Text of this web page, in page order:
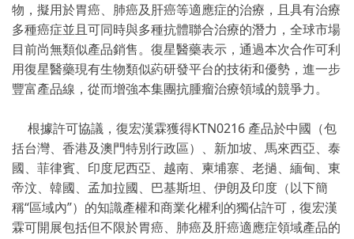
物，擬用於胃癌、肺癌及肝癌等適應症的治療，且具有治療
多種癌症並且可同時與多種抗體聯合治療的潛力，全球市場
目前尚無類似產品銷售。復星醫藥表示，通過本次合作可利
用復星醫藥現有生物類似葯研發平台的技術和優勢，進一步
豐富產品線，從而增強本集團抗腫瘤治療領域的競爭力。
根據許可協議，復宏漢霖獲得KTN0216 產品於中國（包
括台灣、香港及澳門特別行政區）、新加坡、馬來西亞、泰
國、菲律賓、印度尼西亞、越南、柬埔寨、老撾、緬甸、東
帝汶、韓國、孟加拉國、巴基斯坦、伊朗及印度（以下簡
稱“區域內”）的知識產權和商業化權利的獨佔許可，復宏漢
霖可開展包括但不限於胃癌、肺癌及肝癌適應症領域產品的